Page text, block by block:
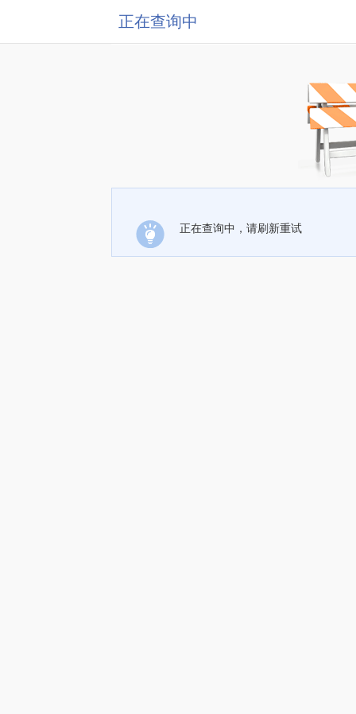
正在查询中
正在查询中，请刷新重试